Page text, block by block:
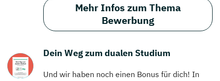
Mehr Infos zum Thema
Bewerbung
Dein Weg zum dualen Studium
Und wir haben noch einen Bonus für dich! In